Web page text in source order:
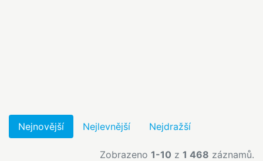
Nejnovější Nejlevnější Nejdražší
Zobrazeno 1-10 z 1 468 záznamů.